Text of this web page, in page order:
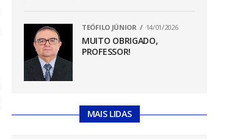
TEÓFILO JÚNIOR 14/01/2026
MUITO OBRIGADO,
PROFESSOR!
MAIS LIDAS